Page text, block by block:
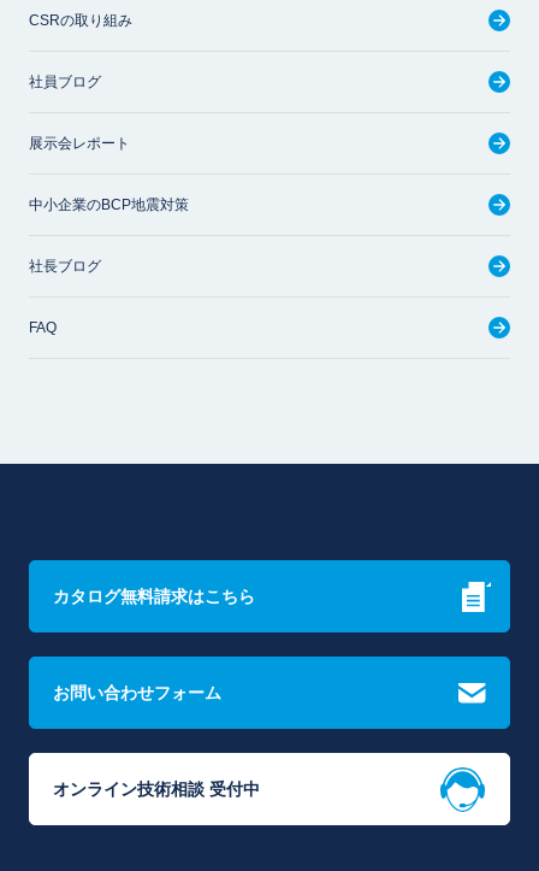
CSRの取り組み
社員ブログ
展示会レポート
中小企業のBCP地震対策
社長ブログ
FAQ
カタログ無料請求はこちら
お問い合わせフォーム
オンライン技術相談 受付中